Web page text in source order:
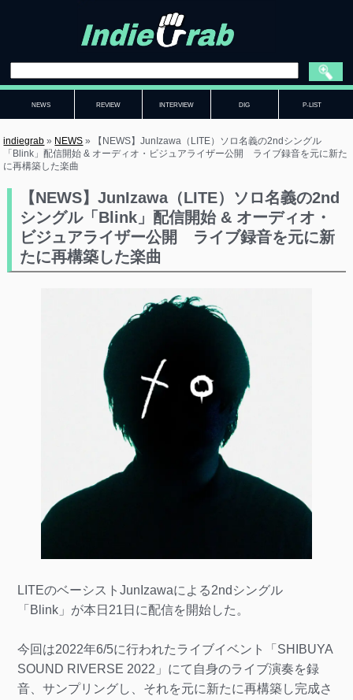
NEWS REVIEW INTERVIEW DIG P-LIST
indiegrab » NEWS »
【NEWS】JunIzawa（LITE）ソロ名義の2ndシングル
「Blink」配信開始 & オーディオ・ビジュアライザー公開 ライブ録音を元に新た
に再構築した楽曲
【NEWS】JunIzawa（LITE）ソロ名義の2nd
シングル「Blink」配信開始 & オーディオ・
ビジュアライザー公開 ライブ録音を元に新
たに再構築した楽曲
LITEのベーシストJunIzawaによる2ndシングル
「Blink」が本日21日に配信を開始した。
今回は2022年6/5に行われたライブイベント「SHIBUYA
SOUND RIVERSE 2022」にて自身のライブ演奏を録
音、サンプリングし、それを元に新たに再構築し完成さ